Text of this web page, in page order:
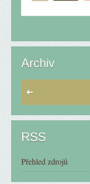
Archiv
RSS
Přehled zdrojů